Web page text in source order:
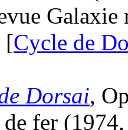
Galaxie
[Cycle de
Dorsai,
fer